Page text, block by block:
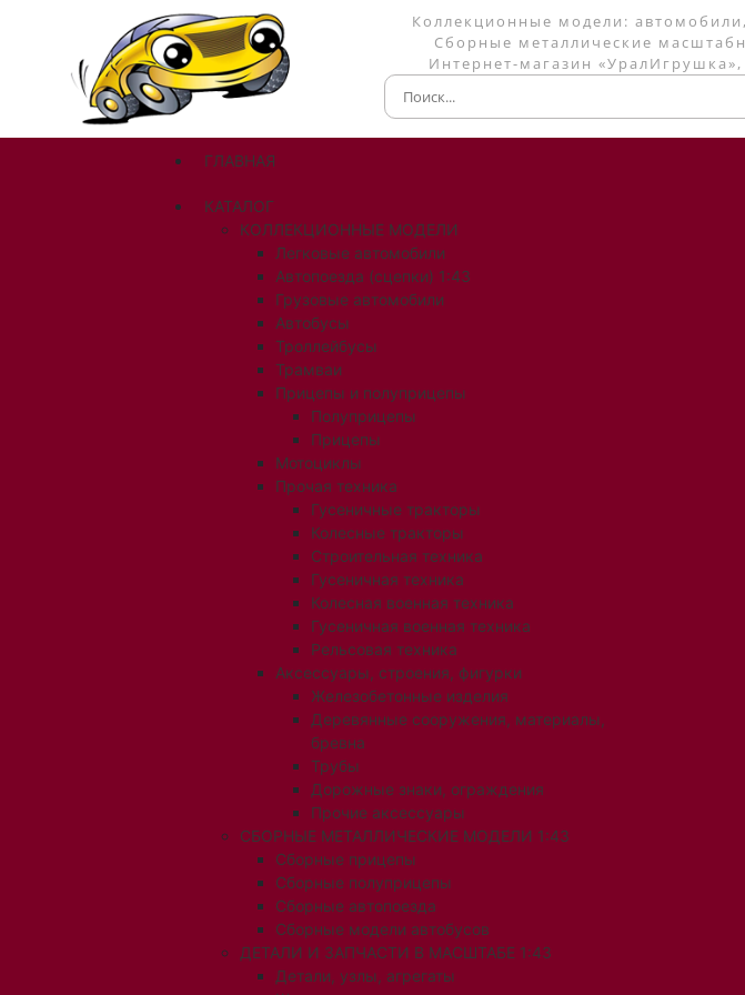
Коллекционные модели:
Сборные металлические
Интернет-магазин
ГЛАВНАЯ
КАТАЛОГ
КОЛЛЕКЦИОННЫЕ МОДЕЛИ
Легковые автомобили
Автопоезда (сцепки) 1:43
Грузовые автомобили
Автобусы
Троллейбусы
Трамваи
Прицепы и полуприцепы
Полуприцепы
Прицепы
Мотоциклы
Прочая техника
Гусеничные тракторы
Колесные тракторы
Строительная техника
Гусеничная техника
Колесная военная техника
Гусеничная военная техника
Рельсовая техника
Аксессуары, строения, фигурки
Железобетонные изделия
Деревянные сооружения, материалы,
бревна
Трубы
Дорожные знаки, ограждения
Прочие аксессуары
СБОРНЫЕ МЕТАЛЛИЧЕСКИЕ МОДЕЛИ 1:43
Сборные прицепы
Сборные полуприцепы
Сборные автопоезда
Сборные модели автобусов
ДЕТАЛИ И ЗАПЧАСТИ В МАСШТАБЕ 1:43
Детали, узлы, агрегаты